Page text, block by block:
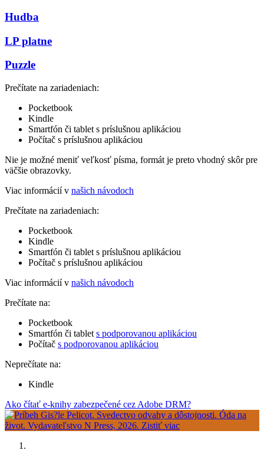
Hudba
LP platne
Puzzle
Prečítate na zariadeniach:
Pocketbook
Kindle
Smartfón či tablet s príslušnou aplikáciou
Počítač s príslušnou aplikáciou
Nie je možné meniť veľkosť písma, formát je preto vhodný skôr pre
väčšie obrazovky.
Viac informácií v našich návodoch
Prečítate na zariadeniach:
Pocketbook
Kindle
Smartfón či tablet s príslušnou aplikáciou
Počítač s príslušnou aplikáciou
Viac informácií v našich návodoch
Prečítate na:
Pocketbook
Smartfón či tablet s podporovanou aplikáciou
Počítač s podporovanou aplikáciou
Neprečítate na:
Kindle
Ako čítať e-knihy zabezpečené cez Adobe DRM?